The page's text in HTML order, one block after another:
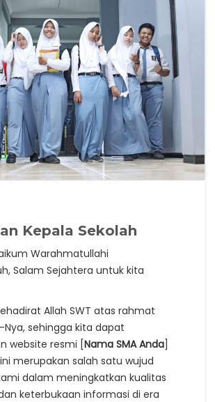
Kepala Sekolah
Warahmatullahi
Salam Sejahtera untuk kita
Allah SWT atas rahmat
sehingga kita dapat
website resmi [Nama SMA Anda]
merupakan salah satu wujud
dalam meningkatkan kualitas
keterbukaan informasi di era